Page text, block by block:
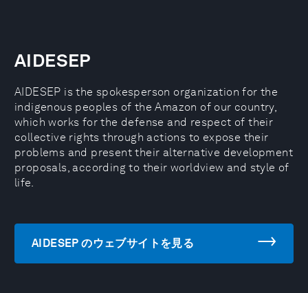
AIDESEP
AIDESEP is the spokesperson organization for the
indigenous peoples of the Amazon of our country,
which works for the defense and respect of their
collective rights through actions to expose their
problems and present their alternative development
proposals, according to their worldview and style of
life.
AIDESEP のウェブサイトを見る